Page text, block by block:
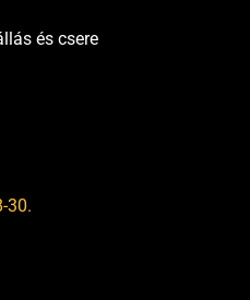
és csere
30.